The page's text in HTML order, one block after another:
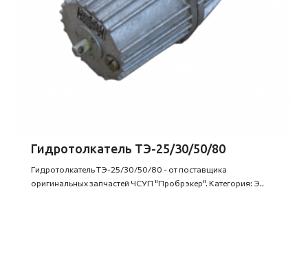
Гидротолкатель ТЭ-25/30/50/80
Гидротолкатель ТЭ-25/30/50/80 - от поставщика
оригинальных запчастей ЧСУП "Пробрэкер". Категория: Э..